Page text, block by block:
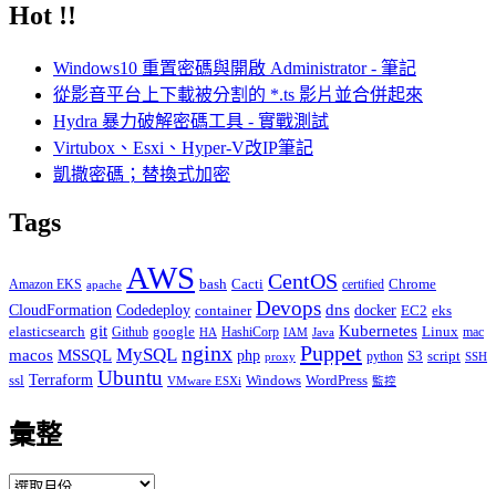
關
Hot !!
Windows10 重置密碼與開啟 Administrator - 筆記
從影音平台上下載被分割的 *.ts 影片並合併起來
Hydra 暴力破解密碼工具 - 實戰測試
Virtubox、Esxi、Hyper-V改IP筆記
凱撒密碼；替換式加密
Tags
Amazon EKS apache AWS bash Cacti CentOS certified Chrome
CloudFormation Codedeploy container Devops dns docker EC2 eks
elasticsearch git Github google HA HashiCorp IAM Java Kubernetes Linux mac
macos MSSQL MySQL nginx php proxy Puppet python S3 script SSH
ssl Terraform Ubuntu VMware ESXi Windows WordPress 監控
彙整